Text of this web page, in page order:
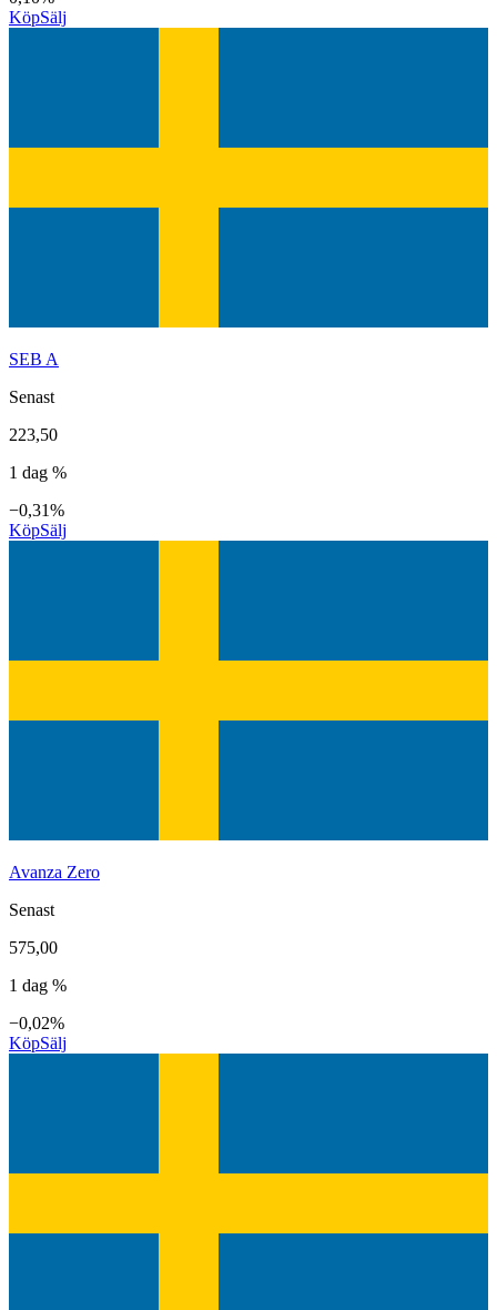
KöpSälj
SEB A
Senast
223,50
1 dag %
−0,31%
KöpSälj
Avanza Zero
Senast
575,00
1 dag %
−0,02%
KöpSälj